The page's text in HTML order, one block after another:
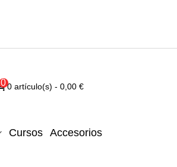
00 artículo(s) - 0,00 €
Cursos Accesorios